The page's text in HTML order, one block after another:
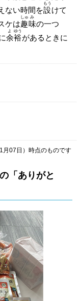
ない時間を設
もう
けて
ケは趣
しゅ
味
み
の一つ
余
よ
裕
ゆう
があるときに
07日）時点のものです
「ありがと